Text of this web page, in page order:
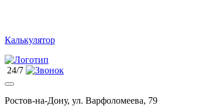
Калькулятор
24/7
Ростов-на-Дону, ул. Варфоломеева, 79